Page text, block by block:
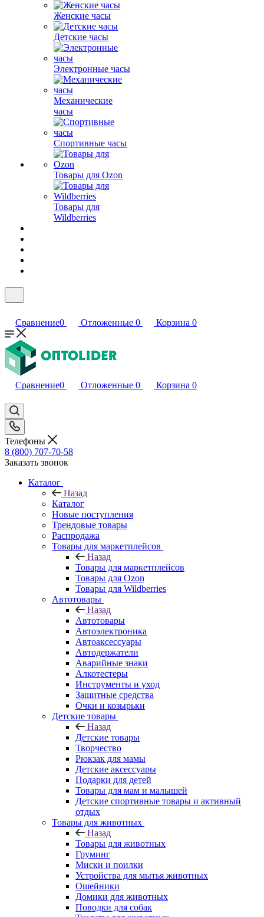
Женские часы
Детские часы
Электронные часы
Механические
часы
Спортивные часы
Товары для Ozon
Товары для
Wildberries
Сравнение0 Отложенные 0 Корзина 0
Сравнение0 Отложенные 0 Корзина 0
Телефоны
8 (800) 707-70-58
Заказать звонок
Каталог
Назад
Каталог
Новые поступления
Трендовые товары
Распродажа
Товары для маркетплейсов
Назад
Товары для маркетплейсов
Товары для Ozon
Товары для Wildberries
Автотовары
Назад
Автотовары
Автоэлектроника
Автоаксессуары
Автодержатели
Аварийные знаки
Алкотестеры
Инструменты и уход
Защитные средства
Очки и козырьки
Детские товары
Назад
Детские товары
Творчество
Рюкзак для мамы
Детские аксессуары
Подарки для детей
Товары для мам и малышей
Детские спортивные товары и активный
отдых
Товары для животных
Назад
Товары для животных
Груминг
Миски и поилки
Устройства для мытья животных
Ошейники
Домики для животных
Поводки для собак